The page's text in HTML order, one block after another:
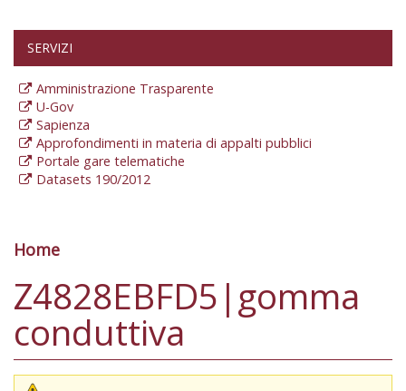
SERVIZI
Amministrazione Trasparente
U-Gov
Sapienza
Approfondimenti in materia di appalti pubblici
Portale gare telematiche
Datasets 190/2012
Tu sei qui
Home
Z4828EBFD5|gomma
conduttiva